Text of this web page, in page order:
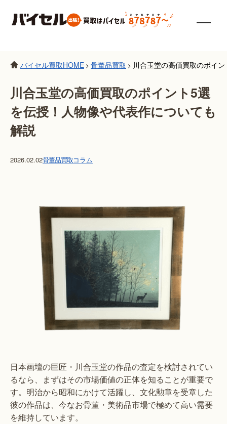
バイセル買取HOME > 骨董品買取 > 川合玉堂の高価買取のポイ
川合玉堂の高価買取のポイント5選
を伝授！人物像や代表作についても
解説
2026.02.02骨董品買取コラム
日本画壇の巨匠・川合玉堂の作品の査定を検討されてい
るなら、まずはその市場価値の正体を知ることが重要で
す。明治から昭和にかけて活躍し、文化勲章を受章した
彼の作品は、今なお骨董・美術品市場で極めて高い需要
を維持しています。